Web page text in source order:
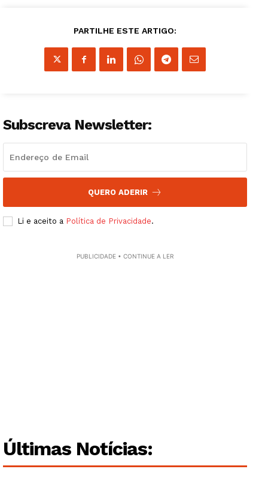
PARTILHE ESTE ARTIGO:
Subscreva Newsletter:
QUERO ADERIR
Li e aceito a Política de Privacidade.
PUBLICIDADE • CONTINUE A LER
Últimas Notícias: